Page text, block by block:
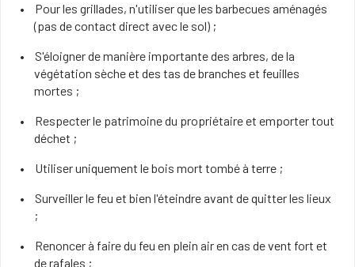
Pour les grillades, n'utiliser que les barbecues aménagés
(pas de contact direct avec le sol) ;
S'éloigner de manière importante des arbres, de la
végétation sèche et des tas de branches et feuilles
mortes ;
Respecter le patrimoine du propriétaire et emporter tout
déchet ;
Utiliser uniquement le bois mort tombé à terre ;
Surveiller le feu et bien l'éteindre avant de quitter les lieux
;
Renoncer à faire du feu en plein air en cas de vent fort et
de rafales ;